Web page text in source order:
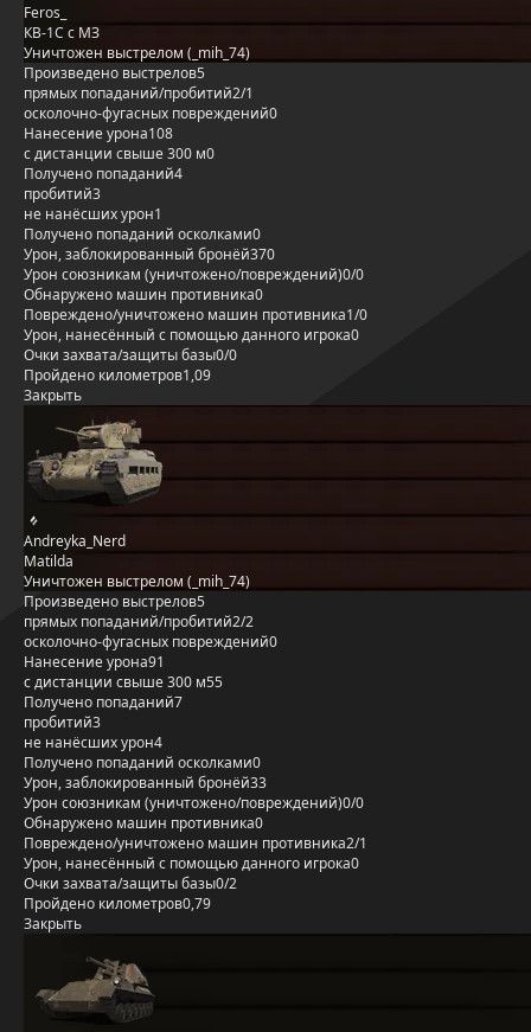
Feros_
КВ-1С с МЗ
Уничтожен выстрелом (_mih_74)
Произведено выстрелов5
прямых попаданий/пробитий2/1
осколочно-фугасных повреждений0
Нанесение урона108
с дистанции свыше 300 м0
Получено попаданий4
пробитий3
не нанёсших урон1
Получено попаданий осколками0
Урон, заблокированный бронёй370
Урон союзникам (уничтожено/повреждений)0/0
Обнаружено машин противника0
Повреждено/уничтожено машин противника1/0
Урон, нанесённый с помощью данного игрока0
Очки захвата/защиты базы0/0
Пройдено километров1,09
Закрыть
Andreyka_Nerd
Matilda
Уничтожен выстрелом (_mih_74)
Произведено выстрелов5
прямых попаданий/пробитий2/2
осколочно-фугасных повреждений0
Нанесение урона91
с дистанции свыше 300 м55
Получено попаданий7
пробитий3
не нанёсших урон4
Получено попаданий осколками0
Урон, заблокированный бронёй33
Урон союзникам (уничтожено/повреждений)0/0
Обнаружено машин противника0
Повреждено/уничтожено машин противника2/1
Урон, нанесённый с помощью данного игрока0
Очки захвата/защиты базы0/2
Пройдено километров0,79
Закрыть